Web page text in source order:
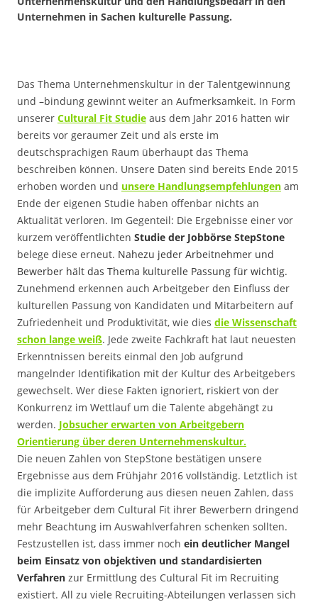
Unternehmen in Sachen kulturelle Passung.
Das Thema Unternehmenskultur in der Talentgewinnung
und –bindung gewinnt weiter an Aufmerksamkeit. In Form
unserer Cultural Fit Studie aus dem Jahr 2016 hatten wir
bereits vor geraumer Zeit und als erste im
deutschsprachigen Raum überhaupt das Thema
beschreiben können. Unsere Daten sind bereits Ende 2015
erhoben worden und unsere Handlungsempfehlungen am
Ende der eigenen Studie haben offenbar nichts an
Aktualität verloren. Im Gegenteil: Die Ergebnisse einer vor
kurzem veröffentlichten Studie der Jobbörse StepStone
belege diese erneut. Nahezu jeder Arbeitnehmer und
Bewerber hält das Thema kulturelle Passung für wichtig.
Zunehmend erkennen auch Arbeitgeber den Einfluss der
kulturellen Passung von Kandidaten und Mitarbeitern auf
Zufriedenheit und Produktivität, wie dies die Wissenschaft
schon lange weiß. Jede zweite Fachkraft hat laut neuesten
Erkenntnissen bereits einmal den Job aufgrund
mangelnder Identifikation mit der Kultur des Arbeitgebers
gewechselt. Wer diese Fakten ignoriert, riskiert von der
Konkurrenz im Wettlauf um die Talente abgehängt zu
werden. Jobsucher erwarten von Arbeitgebern
Orientierung über deren Unternehmenskultur.
Die neuen Zahlen von StepStone bestätigen unsere
Ergebnisse aus dem Frühjahr 2016 vollständig. Letztlich ist
die implizite Aufforderung aus diesen neuen Zahlen, dass
für Arbeitgeber dem Cultural Fit ihrer Bewerbern dringend
mehr Beachtung im Auswahlverfahren schenken sollten.
Festzustellen ist, dass immer noch ein deutlicher Mangel
beim Einsatz von objektiven und standardisierten
Verfahren zur Ermittlung des Cultural Fit im Recruiting
existiert. All zu viele Recruiting-Abteilungen verlassen sich